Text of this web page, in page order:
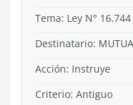
Tema: Ley N° 16.744
Destinatario:
Acción: Instruye
Criterio: Antiguo